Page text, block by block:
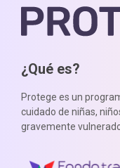
¿Qué es?
Protege es un
cuidado de niñas,
gravemente